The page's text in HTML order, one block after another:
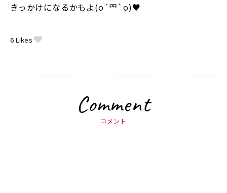
きっかけになるかもよ(o´罒`o)♥
6 Likes
Comment
コメント